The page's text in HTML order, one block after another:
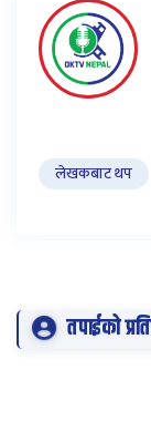
लेखकबाट थप
तपाईको